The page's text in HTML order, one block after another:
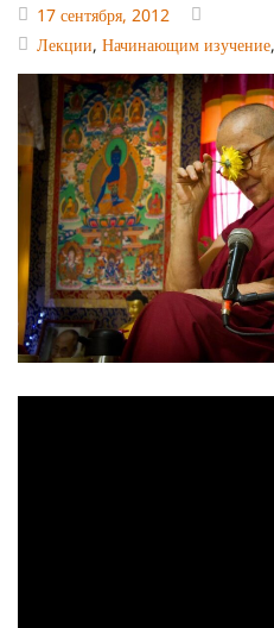
17 сентября, 2012
Лекции, Начинающим изучение,